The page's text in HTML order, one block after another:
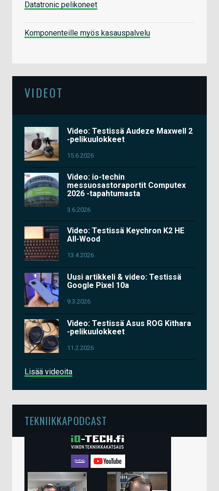
Datatronic pelikoneet
Komponenteille myös kasauspalvelu
VIDEOT
Video: Testissä Audeze Maxwell 2
-pelikuulokkeet
15.6.2026
Video: io-techin
messuosastoraportit Computex
2026 -tapahtumasta
3.6.2026
Video: Testissä Keychron K2 HE
All-Wood
13.4.2026
Uusi artikkeli & video: Testissä
Google Pixel 10a
9.3.2026
Video: Testissä Asus ROG Kithara
-pelikuulokkeet
11.2.2026
Lisää videoita
TEKNIIKKAPODCAST